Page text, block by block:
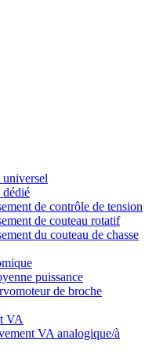
universel
dédié
de contrôle de tension
de couteau rotatif
du couteau de chasse
puissance
de broche
VA
VA analogique/à